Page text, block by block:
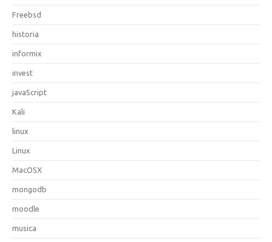
Freebsd
historia
informix
invest
javaScript
Kali
linux
Linux
MacOSX
mongodb
moodle
musica